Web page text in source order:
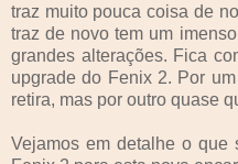
traz muito pouca coisa de
traz de novo tem um
grandes alterações. Fica
upgrade do Fenix 2. Por
retira, mas por outro quase
Vejamos em detalhe o